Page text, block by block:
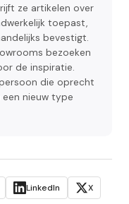
ze artikelen over
toepast,
bevestigt.
bezoeken
de inspiratie.
die oprecht
nieuw type
LinkedIn
X